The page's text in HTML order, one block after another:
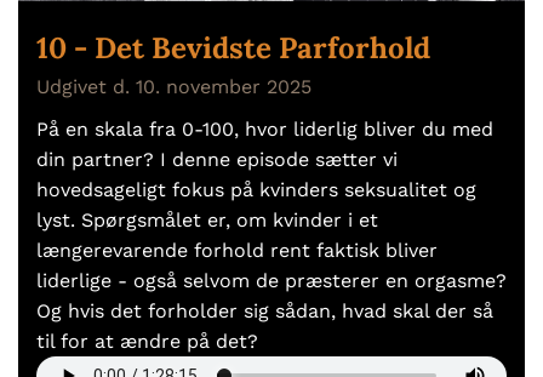
10 - Det Bevidste Parforhold
Udgivet d. 10. november 2025
På en skala fra 0-100, hvor liderlig bliver du med
din partner? I denne episode sætter vi
hovedsageligt fokus på kvinders seksualitet og
lyst. Spørgsmålet er, om kvinder i et
længerevarende forhold rent faktisk bliver
liderlige - også selvom de præsterer en orgasme?
Og hvis det forholder sig sådan, hvad skal der så
til for at ændre på det?